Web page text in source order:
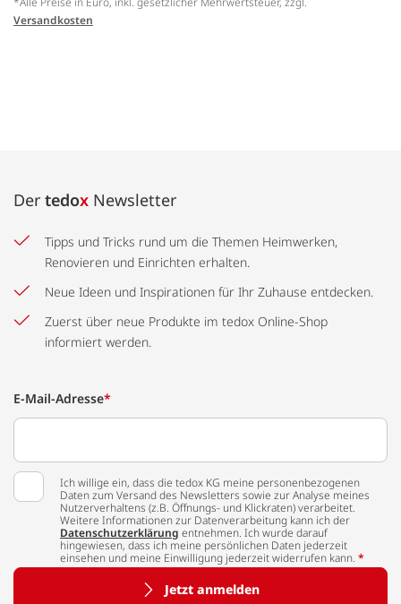
Versandkosten
Der tedox Newsletter
Tipps und Tricks rund um die Themen Heimwerken,
Renovieren und Einrichten erhalten.
Neue Ideen und Inspirationen für Ihr Zuhause entdecken.
Zuerst über neue Produkte im tedox Online-Shop
informiert werden.
E-Mail-Adresse*
Ich willige ein, dass die tedox KG meine personenbezogenen
Daten zum Versand des Newsletters sowie zur Analyse meines
Nutzerverhaltens (z.B. Öffnungs- und Klickraten) verarbeitet.
Weitere Informationen zur Datenverarbeitung kann ich der
Datenschutzerklärung entnehmen. Ich wurde darauf
hingewiesen, dass ich meine persönlichen Daten jederzeit
einsehen und meine Einwilligung jederzeit widerrufen kann. *
Jetzt anmelden